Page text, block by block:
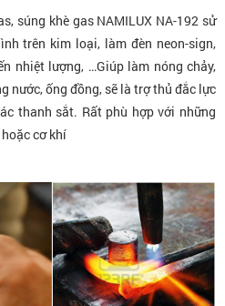
súng khè gas NAMILUX NA-192 sử
trên kim loại, làm đèn neon-sign,
nhiệt lượng, …Giúp làm nóng chảy,
nước, ống đồng, sẽ là trợ thủ đắc lực
thanh sắt. Rất phù hợp với những
cơ khí